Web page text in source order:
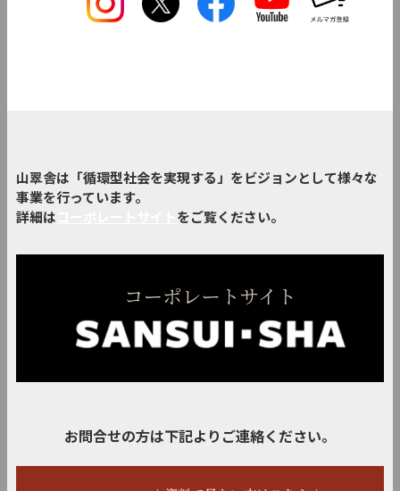
山翠舎は「循環型社会を実現する」をビジョンとして様々な
事業を行っています。
詳細は
をご覧ください。
お問合せの方は下記よりご連絡ください。